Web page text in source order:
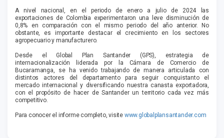
A nivel nacional, en el periodo de enero a julio de 2024 las
exportaciones de Colombia experimentaron una leve disminución de
0,8% en comparación con el mismo periodo del año anterior. No
obstante, es importante destacar el crecimiento en los sectores
agropecuario y manufacturero.
Desde el Global Plan Santander (GPS), estrategia de
internacionalización liderada por la Cámara de Comercio de
Bucaramanga, se ha venido trabajando de manera articulada con
distintos actores del departamento para seguir conquistanto el
mercado internacional y diversificando nuestra canasta exportadora,
con el propósito de hacer de Santander un territorio cada vez más
competitivo.
Para conocer el informe completo, visite www.globalplansantander.com